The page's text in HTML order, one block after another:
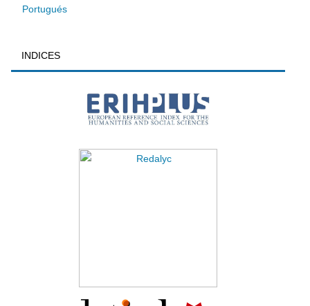
Portugués
INDICES